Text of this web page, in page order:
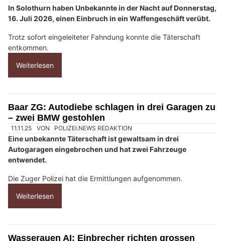
s
c
?
D
a
n
w
ä
h
l
e
n
S
e
b
i
t
16.07.26 VON POLIZEI.NEWS REDAKTION
In Solothurn haben Unbekannte in der Nacht auf Donnerstag,
16. Juli 2026, einen Einbruch in ein Waffengeschäft verübt.
entkommen.
Weiterlesen